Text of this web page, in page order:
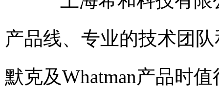
产品线、专业的技术团
默克及Whatman产品时